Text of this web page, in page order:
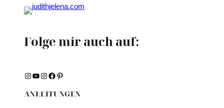
Folge mir auch auf:
Instagram YouTube Instagram Facebook Pinterest
ANLEITUNGEN